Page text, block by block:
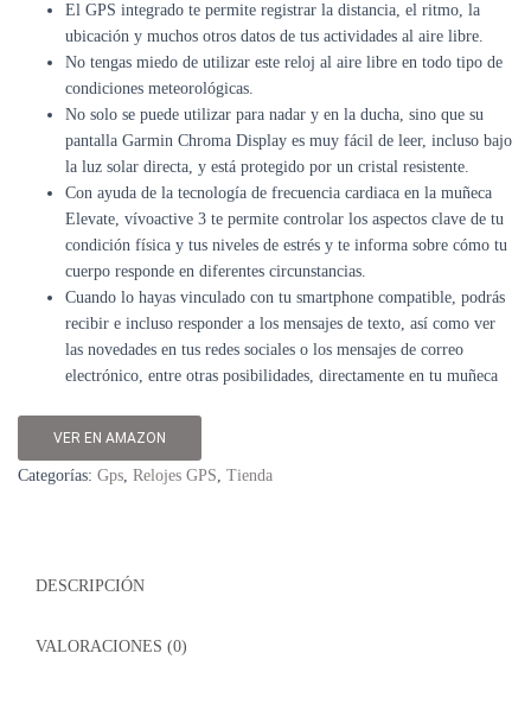
El GPS integrado te permite registrar la distancia, el ritmo, la
ubicación y muchos otros datos de tus actividades al aire libre.
No tengas miedo de utilizar este reloj al aire libre en todo tipo de
condiciones meteorológicas.
No solo se puede utilizar para nadar y en la ducha, sino que su
pantalla Garmin Chroma Display es muy fácil de leer, incluso bajo
la luz solar directa, y está protegido por un cristal resistente.
Con ayuda de la tecnología de frecuencia cardiaca en la muñeca
Elevate, vívoactive 3 te permite controlar los aspectos clave de tu
condición física y tus niveles de estrés y te informa sobre cómo tu
cuerpo responde en diferentes circunstancias.
Cuando lo hayas vinculado con tu smartphone compatible, podrás
recibir e incluso responder a los mensajes de texto, así como ver
las novedades en tus redes sociales o los mensajes de correo
electrónico, entre otras posibilidades, directamente en tu muñeca
VER EN AMAZON
Categorías: Gps, Relojes GPS, Tienda
DESCRIPCIÓN
VALORACIONES (0)